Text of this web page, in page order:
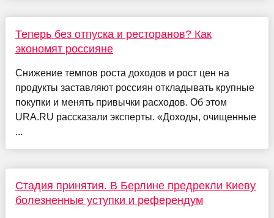
Теперь без отпуска и ресторанов? Как
экономят россияне
Снижение темпов роста доходов и рост цен на
продукты заставляют россиян откладывать крупные
покупки и менять привычки расходов. Об этом
URA.RU рассказали эксперты. «Доходы, очищенные
...
Стадия принятия. В Берлине предрекли Киеву
болезненные уступки и референдум